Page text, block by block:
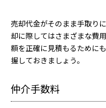
売却代金がそのまま手取り
却に際してはさまざまな費
額を正確に見積もるために
握しておきましょう。
仲介手数料